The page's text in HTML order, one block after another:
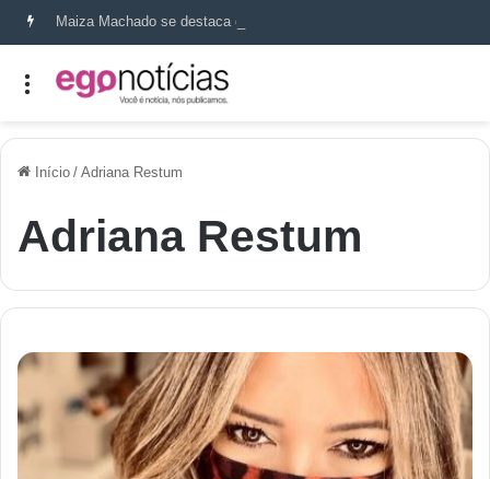
Início / Adriana Restum
Adriana Restum